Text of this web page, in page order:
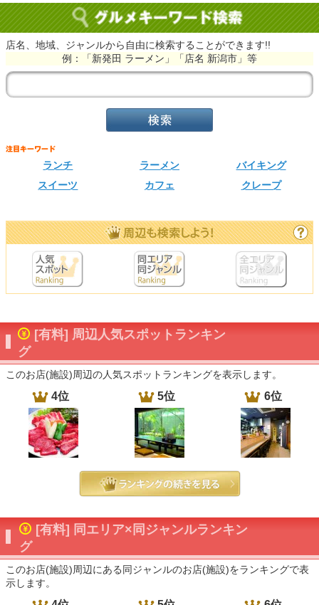
店名、地域、ジャンルから自由に検索することができます!!
例：「新発田 ラーメン」「店名 新潟市」等
ランチ ラーメン
バイキング
スイーツ
カフェ クレープ
[有料] 周辺人気スポットランキン
グ
このお店(施設)周辺の人気スポットランキングを表示します。
4位 5位 6位
[有料] 同エリア×同ジャンルランキン
グ
このお店(施設)周辺にある同ジャンルのお店(施設)をランキングで表
示します。